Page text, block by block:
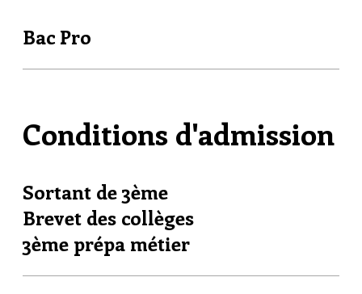
Bac Pro
Conditions d'admission
Sortant de 3ème
Brevet des collèges
3ème prépa métier